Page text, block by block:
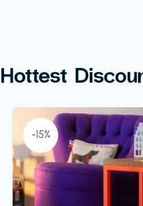
Hottest
-15%